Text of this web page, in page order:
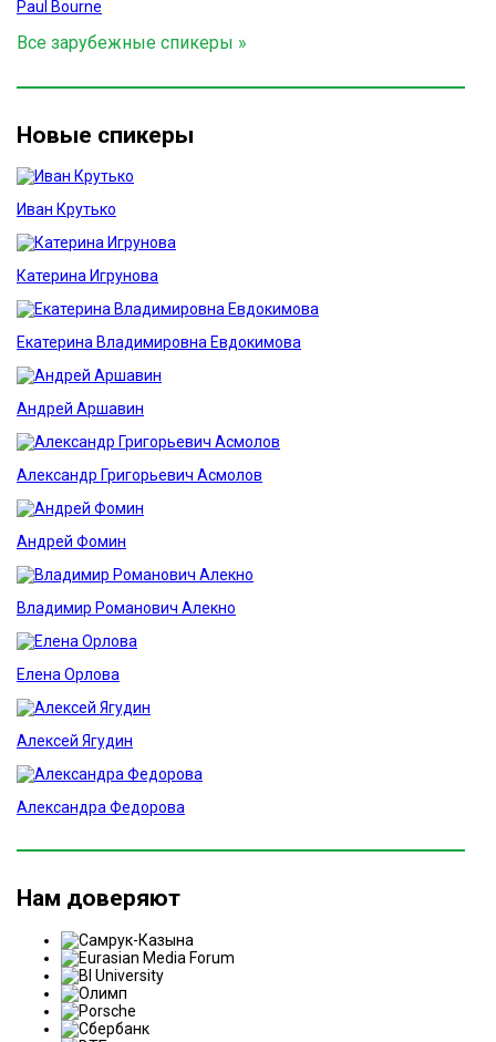
Paul Bourne
Все зарубежные спикеры »
Новые спикеры
Иван Крутько
Катерина Игрунова
Екатерина Владимировна Евдокимова
Андрей Аршавин
Александр Григорьевич Асмолов
Андрей Фомин
Владимир Романович Алекно
Елена Орлова
Алексей Ягудин
Александра Федорова
Нам доверяют